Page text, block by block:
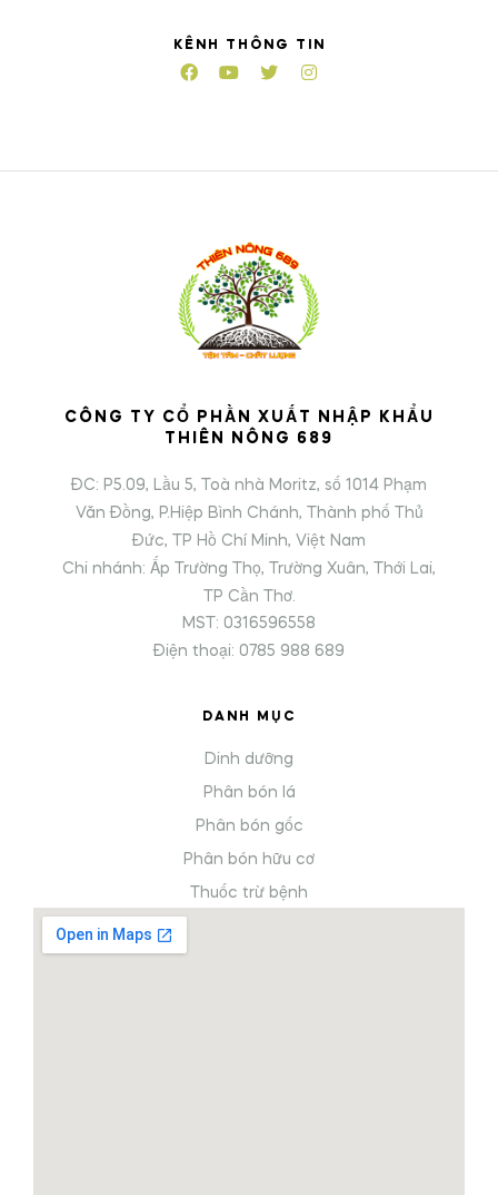
KÊNH THÔNG TIN
CÔNG TY CỔ PHẦN XUẤT NHẬP KHẨU
THIÊN NÔNG 689
ĐC: P5.09, Lầu 5, Toà nhà Moritz, số 1014 Phạm
Văn Đồng, P.Hiệp Bình Chánh, Thành phố Thủ
Đức, TP Hồ Chí Minh, Việt Nam
Chi nhánh: Ấp Trường Thọ, Trường Xuân, Thới Lai,
TP Cần Thơ.
MST: 0316596558
Điện thoại: 0785 988 689
DANH MỤC
Dinh dưỡng
Phân bón lá
Phân bón gốc
Phân bón hữu cơ
Thuốc trừ bệnh